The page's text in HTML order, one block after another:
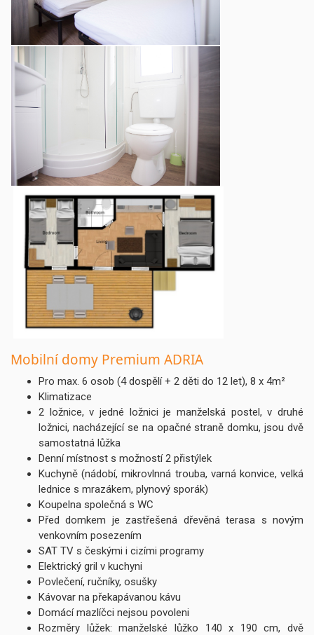
Mobilní domy Premium ADRIA
Pro max. 6 osob (4 dospělí + 2 děti do 12 let), 8 x 4m²
Klimatizace
2 ložnice, v jedné ložnici je manželská postel, v druhé
ložnici, nacházející se na opačné straně domku, jsou dvě
samostatná lůžka
Denní místnost s možností 2 přistýlek
Kuchyně (nádobí, mikrovlnná trouba, varná konvice, velká
lednice s mrazákem, plynový sporák)
Koupelna společná s WC
Před domkem je zastřešená dřevěná terasa s novým
venkovním posezením
SAT TV s českými i cizími programy
Elektrický gril v kuchyni
Povlečení, ručníky, osušky
Kávovar na překapávanou kávu
Domácí mazlíčci nejsou povoleni
Rozměry lůžek: manželské lůžko 140 x 190 cm, dvě